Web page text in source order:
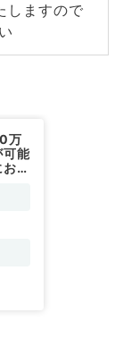
しますので
万
可能
す